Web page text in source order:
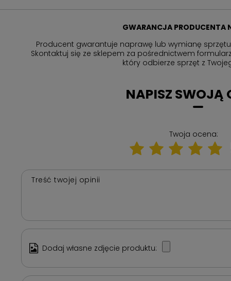
GWARANCJA PRODUCENTA
Producent gwarantuje naprawę lub wymianę
Skontaktuj się ze sklepem za pośrednictwem
który odbierze sprzęt z
NAPISZ SWOJĄ
Twoja ocena:
Treść twojej opinii
Dodaj własne zdjęcie produktu: